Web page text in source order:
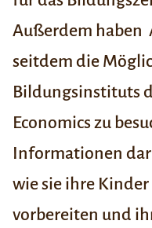
Außerdem haben
seitdem die
Bildungsinstituts
Economics zu
Informationen
wie sie ihre
vorbereiten und